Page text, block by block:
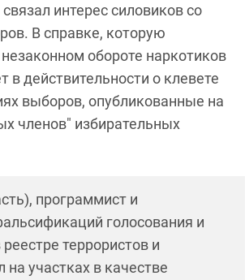
интерес силовиков со
В справке, которую
обороте наркотиков
в действительности о клевете
выборов, опубликованные на
членов" избирательных
программист и
голосования и
террористов и
участках в качестве